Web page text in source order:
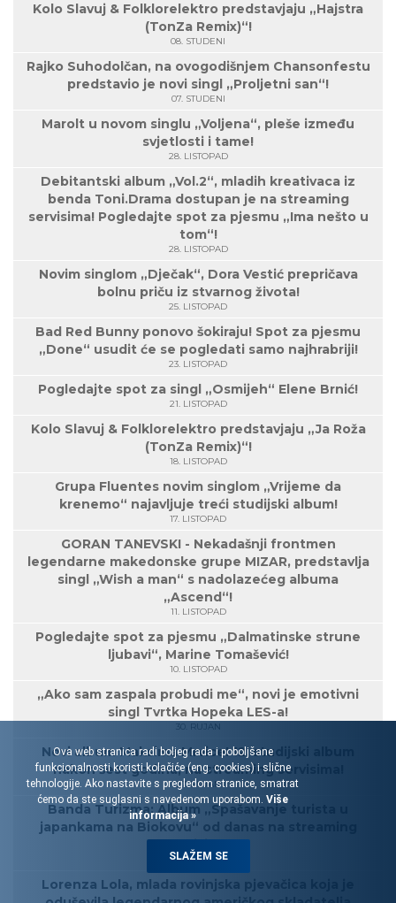
Kolo Slavuj & Folklorelektro predstavjaju „Hajstra
(TonZa Remix)“!
08. STUDENI
Rajko Suhodolčan, na ovogodišnjem Chansonfestu
predstavio je novi singl „Proljetni san“!
07. STUDENI
Marolt u novom singlu „Voljena“, pleše između
svjetlosti i tame!
28. LISTOPAD
Debitantski album „Vol.2“, mladih kreativaca iz
benda Toni.Drama dostupan je na streaming
servisima! Pogledajte spot za pjesmu „Ima nešto u
tom“!
28. LISTOPAD
Novim singlom „Dječak“, Dora Vestić prepričava
bolnu priču iz stvarnog života!
25. LISTOPAD
Bad Red Bunny ponovo šokiraju! Spot za pjesmu
„Done“ usudit će se pogledati samo najhrabriji!
23. LISTOPAD
Pogledajte spot za singl „Osmijeh“ Elene Brnić!
21. LISTOPAD
Kolo Slavuj & Folklorelektro predstavjaju „Ja Roža
(TonZa Remix)“!
18. LISTOPAD
Grupa Fluentes novim singlom „Vrijeme da
krenemo“ najavljuje treći studijski album!
17. LISTOPAD
GORAN TANEVSKI - Nekadašnji frontmen
legendarne makedonske grupe MIZAR, predstavlja
singl „Wish a man“ s nadolazećeg albuma
„Ascend“!
11. LISTOPAD
Pogledajte spot za pjesmu „Dalmatinske strune
ljubavi“, Marine Tomašević!
10. LISTOPAD
„Ako sam zaspala probudi me“, novi je emotivni
singl Tvrtka Hopeka LES-a!
30. RUJAN
Novi album Maksima Mrvice! 12. studijski album
nakon šest godina, na streaming servisima!
27. RUJAN
Banda Turizma: Album „Spašavanje turista u
japankama na Biokovu“ od danas na streaming
servisima!
27. RUJAN
Lorenza Lola, mlada rovinjska pjevačica koja je
Ova web stranica radi boljeg rada i poboljšane
funkcionalnosti koristi kolačiće (eng. cookies) i slične
tehnologije. Ako nastavite s pregledom stranice, smatrat
ćemo da ste suglasni s navedenom uporabom. Više
informacija »
SLAŽEM SE